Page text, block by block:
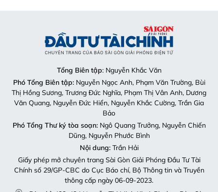
Tổng Biên tập: Nguyễn Khắc Văn
Phó Tổng Biên tập:Nguyễn Ngọc Anh, Phạm Văn Trường, Bùi
Thị Hồng Sương, Trương Đức Nghĩa, Phạm Thị Vân Anh, Dương
Văn Quang, Nguyễn Đức Hiển, Nguyễn Khắc Cường, Trần Gia
Bảo
Phó Tổng Thư ký tòa soạn:Ngô Quang Trưởng, Nguyễn Chiến
Dũng, Nguyễn Phước Bình
Nội dung:Trần Hải
Giấy phép mở chuyên trang Sài Gòn Giải Phóng Đầu Tư Tài
Chính số 29/GP-CBC do Cục Báo chí, Bộ Thông tin và Truyền
thông cấp ngày 06-09-2023.